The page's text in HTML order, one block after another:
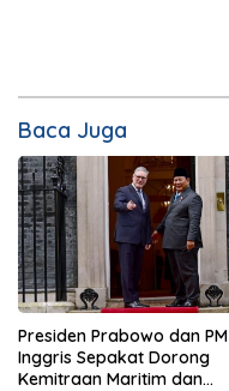
Baca Juga
Presiden Prabowo dan PM
Inggris Sepakat Dorong
Kemitraan Maritim dan